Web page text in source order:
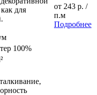
для
100%
от 243 р. /
п.м
Подробнее